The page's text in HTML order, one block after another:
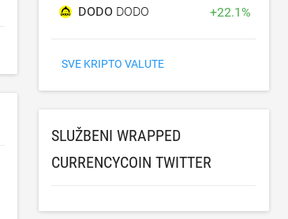
DODO DODO +22.1%
SVE KRIPTO VALUTE
SLUŽBENI WRAPPED
CURRENCYCOIN TWITTER